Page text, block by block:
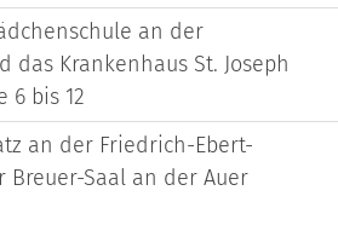
an der
das Krankenhaus St. Joseph
6 bis 12
an der Friedrich-Ebert-
Breuer-Saal an der Auer